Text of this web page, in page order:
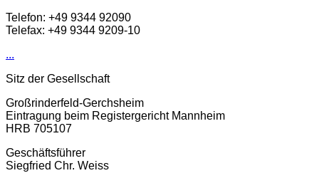
Telefon: +49 9344 92090
Telefax: +49 9344 9209-10
...
Sitz der Gesellschaft
Großrinderfeld-Gerchsheim
Eintragung beim Registergericht Mannheim
HRB 705107
Geschäftsführer
Siegfried Chr. Weiss